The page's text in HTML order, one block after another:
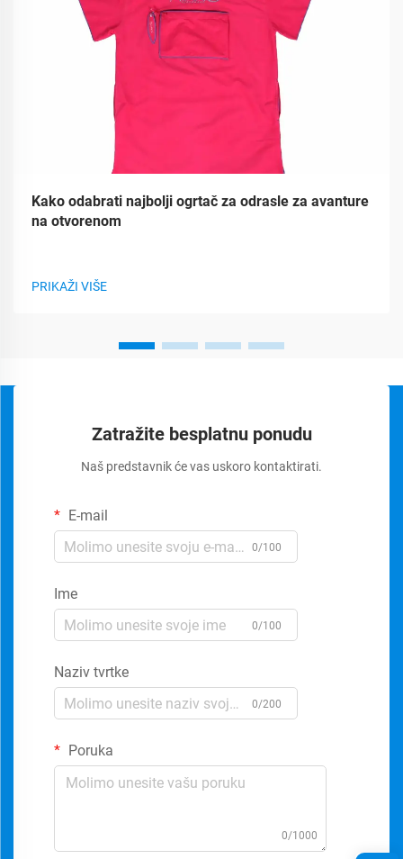
Kako odabrati najbolji ogrtač za odrasle za avanture
na otvorenom
PRIKAŽI VIŠE
Zatražite besplatnu ponudu
Naš predstavnik će vas uskoro kontaktirati.
E-mail
0/100
Ime
0/100
Naziv tvrtke
0/200
Poruka
0/1000